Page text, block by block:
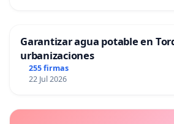
Garantizar agua potable en
urbanizaciones
255 firmas
22 Jul 2026